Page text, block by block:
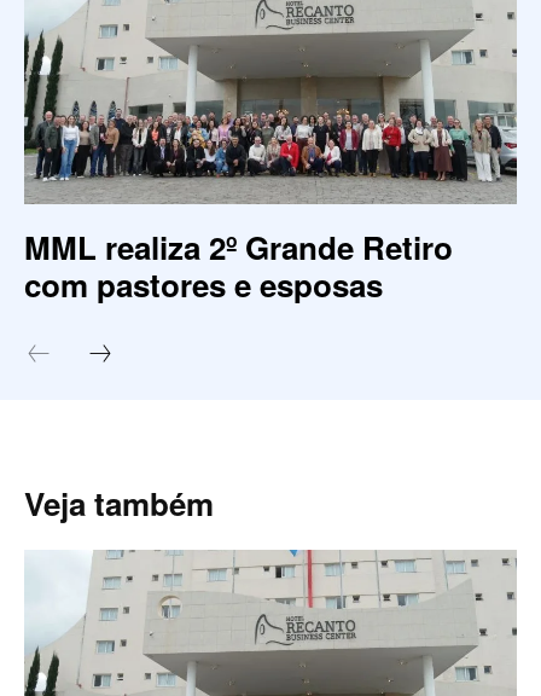
MML realiza 2º Grande Retiro
com pastores e esposas
Veja também